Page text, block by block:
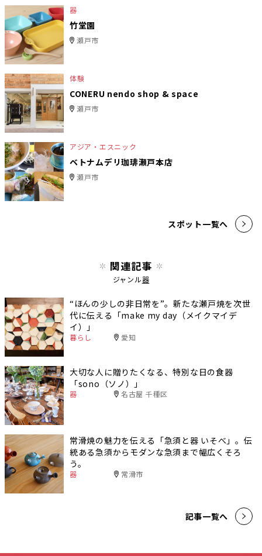
器
竹堂園
瀬戸市
体験
CONERU nendo shop & space
瀬戸市
アジア・エスニック
ベトナムデリ珈琲瀬戸本店
瀬戸市
スポット一覧へ
関連記事
ジャンル器
“ほんの少しの非日常を”。新たな瀬戸焼を次世
代に伝える「make my day（メイクマイデ
イ）」
暮らし 愛知
大切な人に贈りたくなる、特別な日の食器
「sono（ソノ）」
器 名古屋 千種区
常滑焼の魅力を伝える「急須と器 いそべ」。伝
統ある急須からモダンな急須まで幅広くそろ
う。
器 常滑市
記事一覧へ